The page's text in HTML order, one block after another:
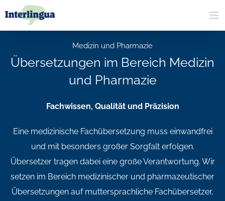
Medizin und Pharmazie
Übersetzungen im Bereich Medizin
und Pharmazie
Fachwissen, Qualität und Präzision
Eine medizinische Fachübersetzung muss einwandfrei
und mit besonders großer Sorgfalt erfolgen.
Übersetzer tragen dabei eine große Verantwortung. Wir
setzen im Bereich medizinischer und pharmazeutischer
Übersetzungen auf muttersprachliche Fachübersetzer,